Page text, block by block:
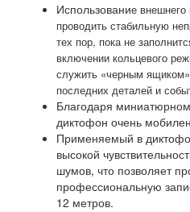
Использование внешнего
проводить стабильную
тех пор, пока не
включении кольцевого
служить «черным
последних деталей и
Благодаря
диктофон очень
Применяемый в
высокой
шумов, что позволяет
профессиональную
12 метров.